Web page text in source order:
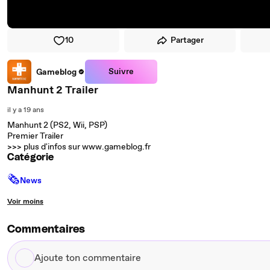
10 Partager
Gameblog Suivre
Manhunt 2 Trailer
il y a 19 ans
Manhunt 2 (PS2, Wii, PSP)
Premier Trailer
>>> plus d'infos sur www.gameblog.fr
Catégorie
🗞News
Voir moins
Commentaires
Ajoute